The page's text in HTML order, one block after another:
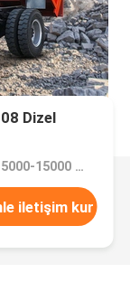
Dizel
Fiyat：USD 5000-15000 Set
iletişim kur